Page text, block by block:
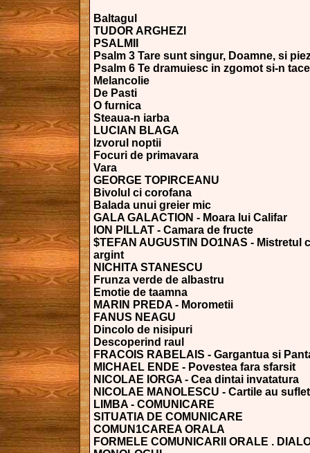
Baltagul
TUDOR ARGHEZI
PSALMII
Psalm 3 Tare sunt singur, Doamne, si
Psalm 6 Te dramuiesc in zgomot si-n
Melancolie
De Pasti
O furnica
Steaua-n iarba
LUCIAN BLAGA
Izvorul noptii
Focuri de primavara
Vara
GEORGE TOPIRCEANU
Bivolul ci corofana
Balada unui greier mic
GALA GALACTION - Moara lui Califar
ION PILLAT - Camara de fructe
$TEFAN AUGUSTIN DO1NAS - Mistretul
argint
NICHITA STANESCU
Frunza verde de albastru
Emotie de taamna
MARIN PREDA - Morometii
FANUS NEAGU
Dincolo de nisipuri
Descoperind raul
FRACOIS RABELAIS - Gargantua si
MICHAEL ENDE - Povestea fara sfarsit
NICOLAE IORGA - Cea dintai invatatura
NICOLAE MANOLESCU - Cartile au suflet
LIMBA - COMUNICARE
SITUATIA DE COMUNICARE
COMUN1CAREA ORALA
FORMELE COMUNICARII ORALE .